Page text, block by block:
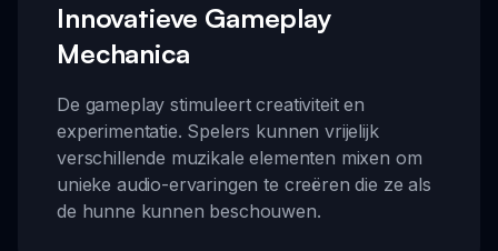
Innovatieve Gameplay
Mechanica
De gameplay stimuleert creativiteit en
experimentatie. Spelers kunnen vrijelijk
verschillende muzikale elementen mixen om
unieke audio-ervaringen te creëren die ze als
de hunne kunnen beschouwen.